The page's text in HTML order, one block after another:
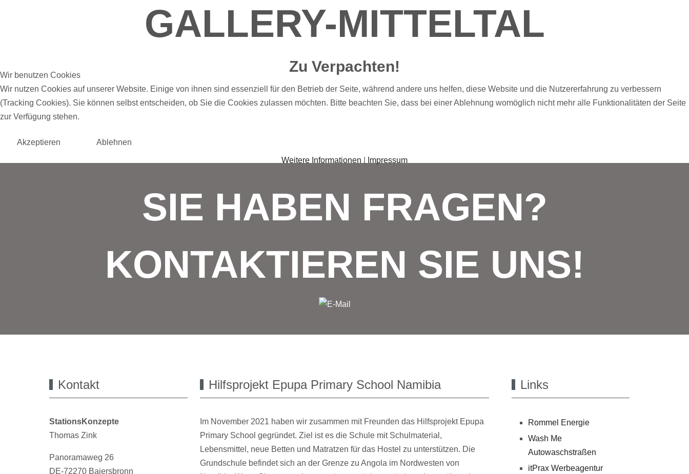
GALLERY-MITTELTAL
Zu Verpachten!
SIE HABEN FRAGEN?
KONTAKTIEREN SIE UNS!
Kontakt
StationsKonzepte
Thomas Zink
Panoramaweg 26
DE-72270 Baiersbronn
Hilfsprojekt Epupa Primary School Namibia
Im November 2021 haben wir zusammen mit Freunden das Hilfsprojekt Epupa
Primary School gegründet. Ziel ist es die Schule mit Schulmaterial,
Lebensmittel, neue Betten und Matratzen für das Hostel zu unterstützen. Die
Grundschule befindet sich an der Grenze zu Angola im Nordwesten von
Links
Rommel Energie
Wash Me
Autowaschstraßen
itPrax Werbeagentur
Wir benutzen Cookies
Wir nutzen Cookies auf unserer Website. Einige von ihnen sind essenziell für den Betrieb der Seite, während andere uns helfen, diese Website und die Nutzererfahrung zu verbessern
(Tracking Cookies). Sie können selbst entscheiden, ob Sie die Cookies zulassen möchten. Bitte beachten Sie, dass bei einer Ablehnung womöglich nicht mehr alle Funktionalitäten der Seite
zur Verfügung stehen.
Akzeptieren Ablehnen
Weitere Informationen Impressum